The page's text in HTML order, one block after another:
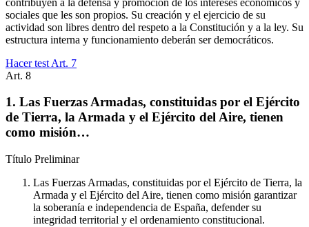
sociales que les son propios. Su creación y el ejercicio de su
actividad son libres dentro del respeto a la Constitución y a la ley. Su
estructura interna y funcionamiento deberán ser democráticos.
Hacer test Art. 7
Art. 8
1. Las Fuerzas Armadas, constituidas por el Ejército
de Tierra, la Armada y el Ejército del Aire, tienen
como misión…
Título Preliminar
Las Fuerzas Armadas, constituidas por el Ejército de Tierra, la
Armada y el Ejército del Aire, tienen como misión garantizar
la soberanía e independencia de España, defender su
integridad territorial y el ordenamiento constitucional.